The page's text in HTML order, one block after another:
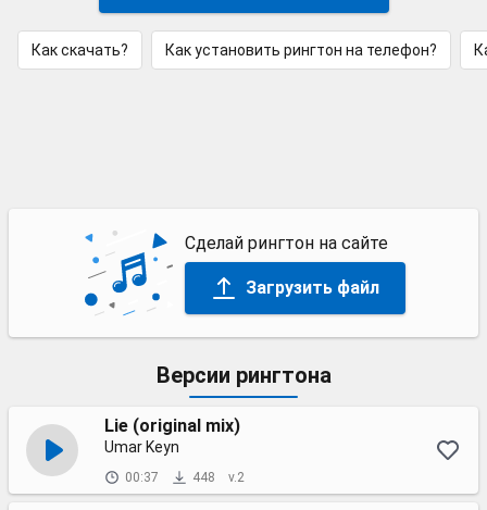
Как скачать? Как установить рингтон на телефон?
Сделай рингтон на сайте
Загрузить файл
Версии рингтона
Lie (original mix)
Umar Keyn
00:37 448 v.2